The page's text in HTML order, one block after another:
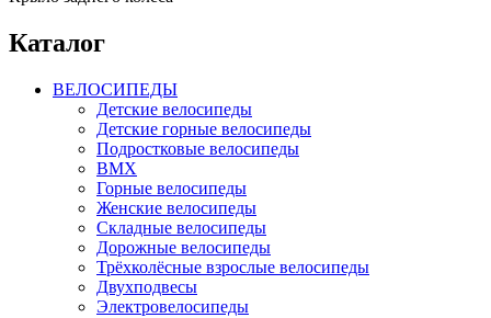
Каталог
ВЕЛОСИПЕДЫ
Детские велосипеды
Детские горные велосипеды
Подростковые велосипеды
BMX
Горные велосипеды
Женские велосипеды
Складные велосипеды
Дорожные велосипеды
Трёхколёсные взрослые велосипеды
Двухподвесы
Электровелосипеды